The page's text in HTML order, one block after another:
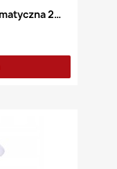
Zszywacz gwoździarka pneumatyczna 2w1